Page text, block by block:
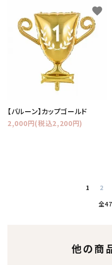
【バルーン】カップゴールド
2,000円(税込2,200円)
favorite
1 2
全
他の商